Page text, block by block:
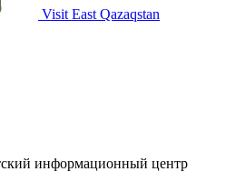
Visit East Qazaqstan
информационный центр